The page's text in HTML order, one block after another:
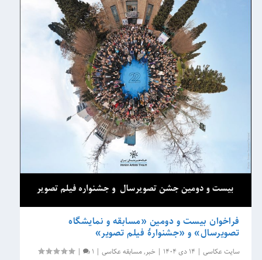
فراخوان بیست و دومین «مسابقه و نمایشگاه
تصویرسال» و «جشنوارۀ فیلم تصویر»
سایت عکاسی | 14 دی 1404 | خبر,مسابقه عکاسی |
1
|